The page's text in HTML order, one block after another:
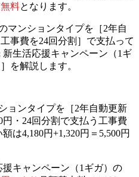
料となります。
マンションタイプを［2年自
事費を24回分割］で支払って
新生活応援キャンペーン（1ギ
を解説します。
ョンタイプを［2年自動更新
・24回分割で支払う工事費
は4,180円+1,320円＝5,500円
援キャンペーン（1ギガ）の